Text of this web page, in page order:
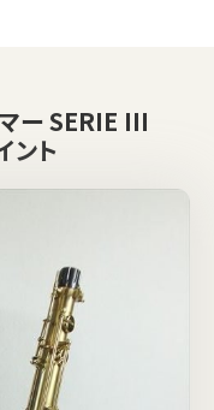
ー SERIE III
ント